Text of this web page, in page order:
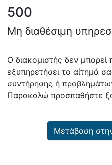
Οδηγός Βοήθειας
500
Μη διαθέσιμη
Ο διακομιστής δεν μπορεί
εξυπηρετήσει το αίτημά
συντήρησης ή
Παρακαλώ προσπαθήστε
Μετάβαση